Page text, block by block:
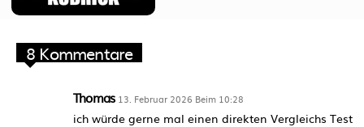
8 Kommentare
Thomas 13. Februar 2026 Beim 10:28
ich würde gerne mal einen direkten Vergleichs Test